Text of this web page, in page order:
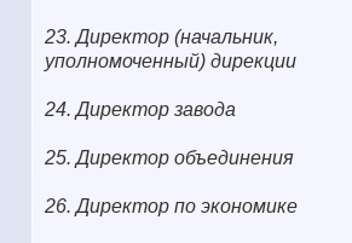
23. Директор (начальник,
уполномоченный) дирекции
24. Директор завода
25. Директор объединения
26. Директор по экономике